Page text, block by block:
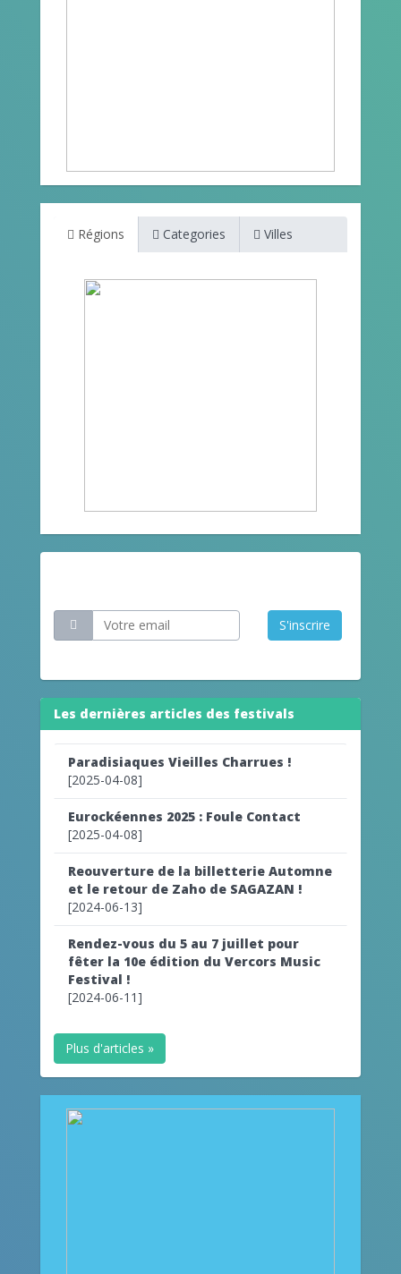
Régions Categories Villes
S'inscrire
Les dernières articles des festivals
Paradisiaques Vieilles Charrues !
[2025-04-08]
Eurockéennes 2025 : Foule Contact
[2025-04-08]
Reouverture de la billetterie Automne
et le retour de Zaho de SAGAZAN !
[2024-06-13]
Rendez-vous du 5 au 7 juillet pour
fêter la 10e édition du Vercors Music
Festival !
[2024-06-11]
Plus d'articles »